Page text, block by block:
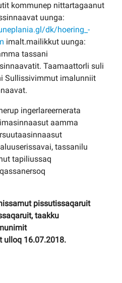
kommunep nittartagaanut
uunga:
dk/hoering_-
imalt.mailikkut uunga:
tassani
Taamaattorli suli
Sullissivimmut imalunniit
ingerlareernerata
aamma
tassanilu
tapiliussaq
pissutissaqaruit
taakku
ulloq 16.07.2018.